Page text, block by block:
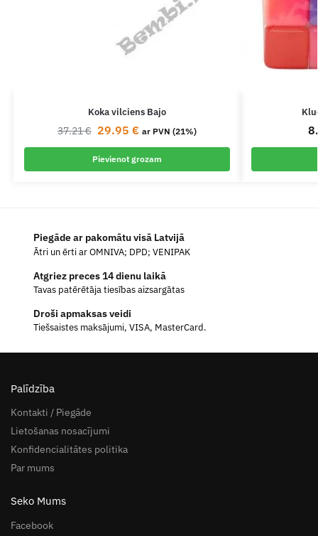
Koka vilciens Bajo
37.21€ 29.95 € ar PVN (21%)
Pievienot grozam
Piegāde ar pakomātu visā Latvijā
Ātri un ērti ar OMNIVA; DPD; VENIPAK
Atgriez preces 14 dienu laikā
Tavas patērētāja tiesības aizsargātas
Droši apmaksas veidi
Tiešsaistes maksājumi, VISA, MasterCard.
Palīdzība
Kontakti / Piegāde
Lietošanas nosacījumi
Konfidencialitātes politika
Par mums
Seko Mums
Facebook